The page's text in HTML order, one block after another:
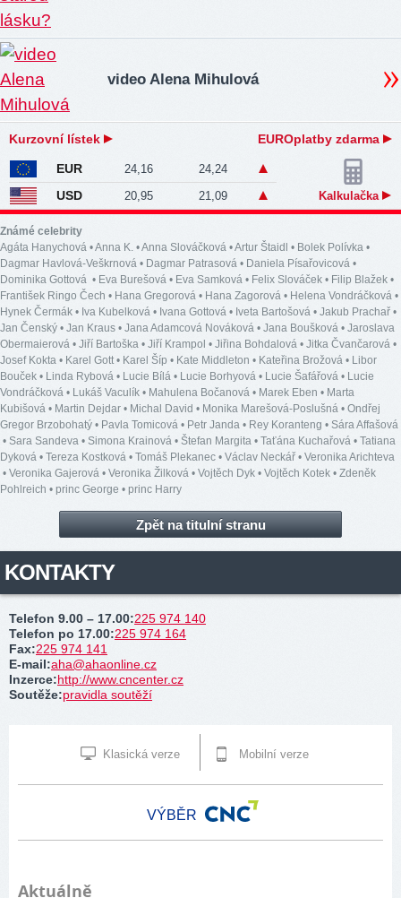
video Alena Mihulová
Kurzovní lístek EUROplatby zdarma
EUR 24,16 24,24
USD 20,95 21,09 Kalkulačka
Známé celebrity
Agáta Hanychová •Anna K. •Anna Slováčková •Artur Štaidl • Bolek Polívka •
Dagmar Havlová-Veškrnová • Dagmar Patrasová • Daniela Písařovicová •
Dominika Gottová • Eva Burešová • Eva Samková • Felix Slováček • Filip Blažek •
František Ringo Čech • Hana Gregorová • Hana Zagorová • Helena Vondráčková •
Hynek Čermák • Iva Kubelková • Ivana Gottová • Iveta Bartošová • Jakub Prachař •
Jan Čenský • Jan Kraus • Jana Adamcová Nováková • Jana Boušková • Jaroslava
Obermaierová • Jiří Bartoška • Jiří Krampol • Jiřina Bohdalová • Jitka Čvančarová •
Josef Kokta • Karel Gott • Karel Šíp • Kate Middleton • Kateřina Brožová • Libor
Bouček • Linda Rybová • Lucie Bílá • Lucie Borhyová • Lucie Šafářová • Lucie
Vondráčková • Lukáš Vaculík • Mahulena Bočanová • Marek Eben • Marta
Kubišová • Martin Dejdar • Michal David • Monika Marešová-Poslušná • Ondřej
Gregor Brzobohatý • Pavla Tomicová • Petr Janda • Rey Koranteng • Sára Affašová
• Sara Sandeva • Simona Krainová • Štefan Margita • Taťána Kuchařová • Tatiana
Dyková • Tereza Kostková • Tomáš Plekanec • Václav Neckář • Veronika Arichteva
• Veronika Gajerová • Veronika Žilková • Vojtěch Dyk • Vojtěch Kotek • Zdeněk
Pohlreich • princ George • princ Harry
Zpět na titulní stranu
KONTAKTY
Telefon 9.00 – 17.00:225 974 140
Telefon po 17.00:225 974 164
Fax:225 974 141
E-mail:aha@ahaonline.cz
Inzerce:http://www.cncenter.cz
Soutěže:pravidla soutěží
Klasická verze Mobilní verze
VÝBĚR
Aktuálně